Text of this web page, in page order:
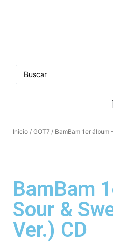
Inicio / GOT7 / BamBam 1er álbum
BamBam
Sour &
Ver.) CD